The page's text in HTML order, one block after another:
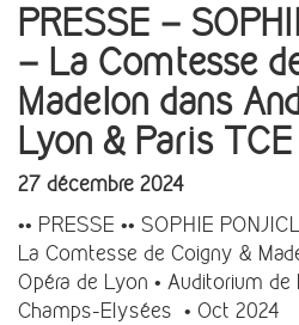
PRESSE –
– La Comtesse
Madelon dans
Lyon & Paris TCE
27 décembre 2024
•• PRESSE •• SOPHIE
La Comtesse de Coigny &
Opéra de Lyon • Auditorium
Champs-Elysées • Oct 2024